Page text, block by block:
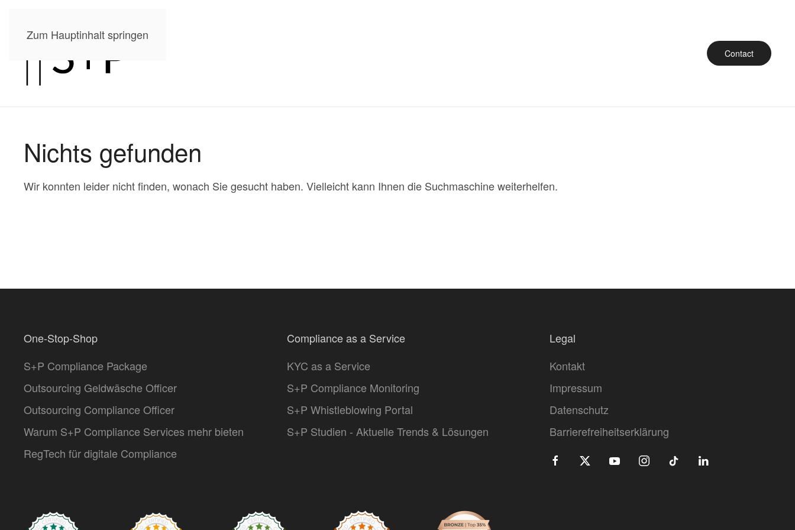
Zum Hauptinhalt springen
Contact
Nichts gefunden
Wir konnten leider nicht finden, wonach Sie gesucht haben. Vielleicht kann Ihnen die Suchmaschine weiterhelfen.
One-Stop-Shop
S+P Compliance Package
Outsourcing Geldwäsche Officer
Outsourcing Compliance Officer
Warum S+P Compliance Services mehr bieten
RegTech für digitale Compliance
Compliance as a Service
KYC as a Service
S+P Compliance Monitoring
S+P Whistleblowing Portal
S+P Studien - Aktuelle Trends & Lösungen
Legal
Kontakt
Impressum
Datenschutz
Barrierefreiheitserklärung